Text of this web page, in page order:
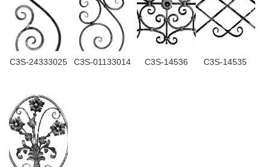
C3S-24333025 C3S-01133014 C3S-14536 C3S-14535